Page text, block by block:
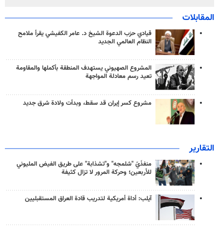
المقابلات
قيادي حزب الدعوة الشيخ د. عامر الكفيشي يقرأ ملامح
النظام العالمي الجديد
المشروع الصهيوني يستهدف المنطقة بأكملها والمقاومة
تعيد رسم معادلة المواجهة
مشروع كسر إيران قد سقط، وبدأت ولادة شرق جديد
التقارير
منفذَيّ "شلمجه" و"تشذابة" على طريق الفيض المليوني
للأربعين؛ وحركة المرور لا تزال كثيفة
آيلب: أداة أمريكية لتدريب قادة العراق المستقبليين